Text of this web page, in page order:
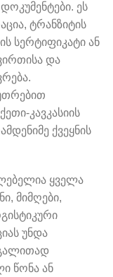
ეს
ტრანზიტის
სერტიფიკატი ან
და
კავკასიის
ქვეყნის
ყველა
მიმღები,
უნდა
წონა ან